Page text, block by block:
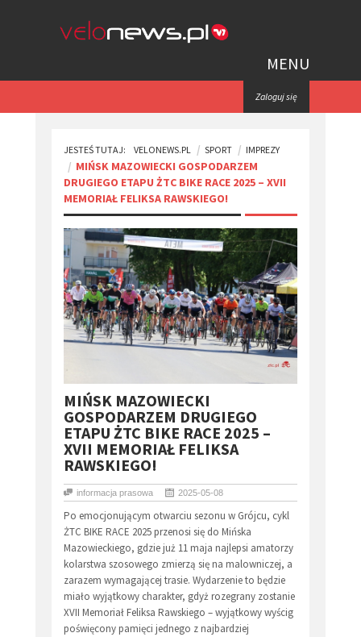
MENU
Zaloguj się
JESTEŚ TUTAJ: VELONEWS.PL SPORT IMPREZY
​MIŃSK MAZOWIECKI GOSPODARZEM
DRUGIEGO ETAPU ŻTC BIKE RACE 2025 – XVII
MEMORIAŁ FELIKSA RAWSKIEGO!
​MIŃSK MAZOWIECKI
GOSPODARZEM DRUGIEGO
ETAPU ŻTC BIKE RACE 2025 –
XVII MEMORIAŁ FELIKSA
RAWSKIEGO!
informacja prasowa 2025-05-08
Po emocjonującym otwarciu sezonu w Grójcu, cykl
ŻTC BIKE RACE 2025 przenosi się do Mińska
Mazowieckiego, gdzie już 11 maja najlepsi amatorzy
kolarstwa szosowego zmierzą się na malowniczej, a
zarazem wymagającej trasie. Wydarzenie to będzie
miało wyjątkowy charakter, gdyż rozegrany zostanie
XVII Memoriał Feliksa Rawskiego – wyjątkowy wyścig
poświęcony pamięci jednego z najbardziej